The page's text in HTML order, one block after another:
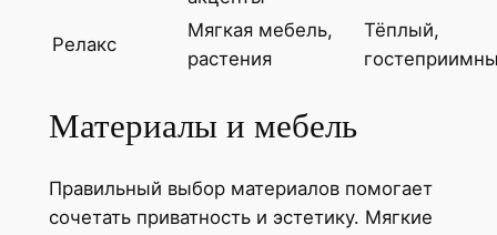
Релакс
Мягкая мебель,
растения
Тёплый,
Материалы и мебель
Правильный выбор материалов помогает
сочетать приватность и эстетику. Мягкие